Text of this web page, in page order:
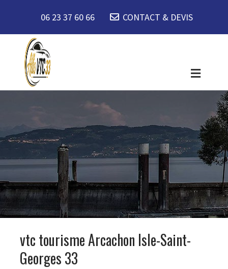
06 23 37 60 66 CONTACT & DEVIS
vtc tourisme Arcachon Isle-Saint-
Georges 33